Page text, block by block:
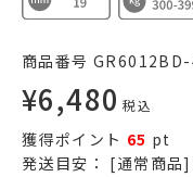
商品番号
¥6,480 税込
獲得ポイント 65 pt
発送目安： [通常商品